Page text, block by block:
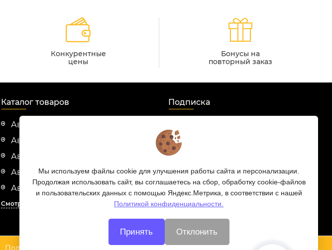
Конкурентные
цены
Бонусы на
повторный заказ
Каталог товаров
Автозапчасти Cummins
Автозапчасти Evotech
Автозапчасти HINO
Автозапчасти Hyundai HD
Автозапчасти ISUZU
Смотреть все
Подписка
Политика конфиденциальности
Мы используем файлы cookie для улучшения работы сайта и персонализации.
Продолжая использовать сайт, вы соглашаетесь на сбор, обработку cookie-файлов
и пользовательских данных с помощью Яндекс.Метрика, в соответствии с нашей
Политикой конфиденциальности.
Принять Отклонить